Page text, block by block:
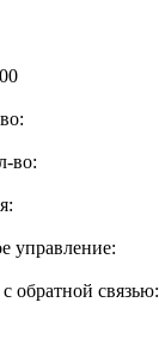
во:
управление:
обратной связью: